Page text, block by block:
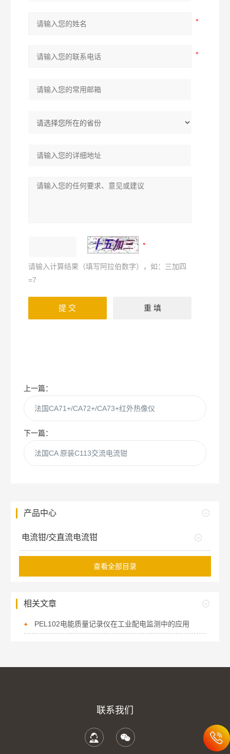
请输入计算结果（填写阿拉伯数字），如：三加四
=7
上一篇：
法国CA71+/CA72+/CA73+红外热像仪
下一篇：
法国CA 原装C113交流电流钳
产品中心
电流钳/交直流电流钳
查看全部目录
相关文章
PEL102电能质量记录仪在工业配电监测中的应用
联系我们